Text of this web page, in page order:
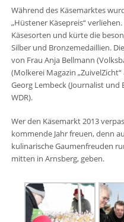
Während des Käsemarktes
„Hüstener Käsepreis“
Käsesorten und kürte die
Silber und Bronzemedaillien.
von Frau Anja Bellmann
(Molkerei Magazin
Georg Lembeck (Journalist
WDR).
Wer den Käsemarkt 2013
kommende Jahr freuen, denn
kulinarische Gaumenfreuden
mitten in Arnsberg, geben.